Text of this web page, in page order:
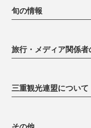
旬の情報
旅行・メディア関係者
三重観光連盟について